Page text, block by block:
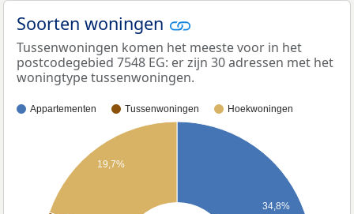
Soorten woningen
Tussenwoningen komen het meeste voor in het
postcodegebied 7548 EG: er zijn 30 adressen met het
woningtype tussenwoningen.
Appartementen Tussenwoningen Hoekwoningen
34,8%
19,7%